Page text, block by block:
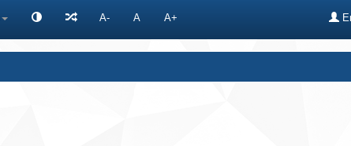
A- A A+